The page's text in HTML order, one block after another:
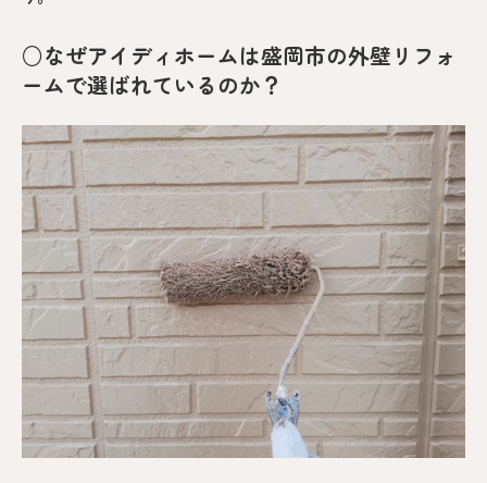
○なぜアイディホームは盛岡市の外壁リフォ
ームで選ばれているのか？